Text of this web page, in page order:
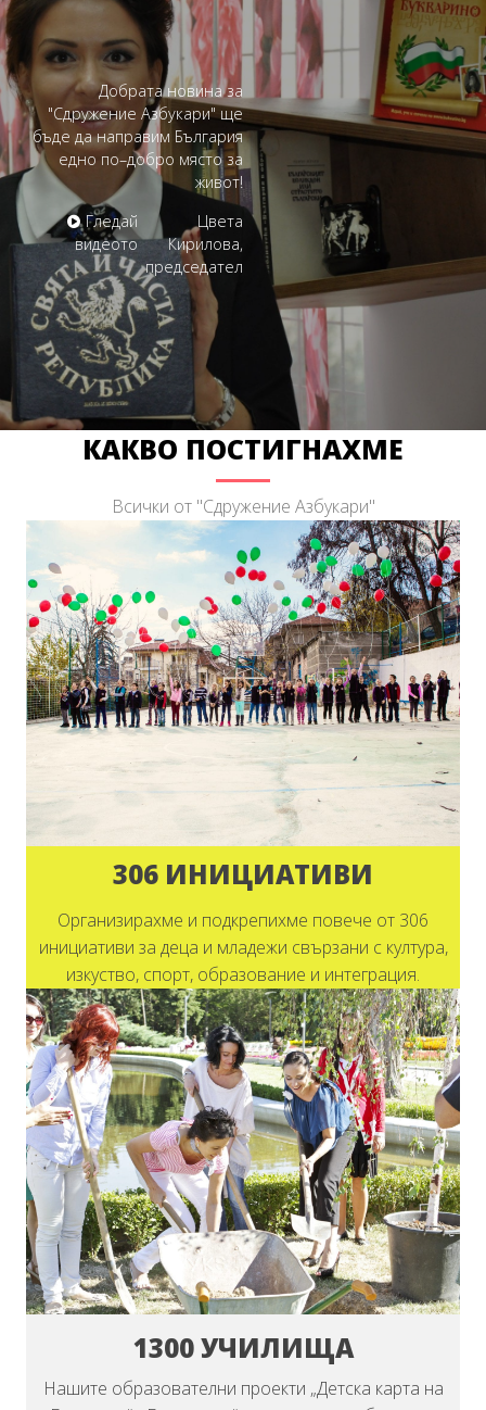
Добрата новина за
"Сдружение Азбукари" ще
бъде да направим България
едно по–добро място за
живот!
Гледай
видеото
Цвета
Кирилова,
председател
КАКВО ПОСТИГНАХМЕ
Всички от "Сдружение Азбукари"
306 ИНИЦИАТИВИ
Организирахме и подкрепихме повече от 306
инициативи за деца и младежи свързани с култура,
изкуство, спорт, образование и интеграция.
1300 УЧИЛИЩА
Нашите образователни проекти „Детска карта на